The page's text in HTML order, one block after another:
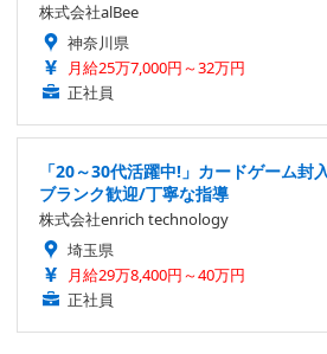
株式会社alBee
神奈川県
月給25万7,000円～32万円
正社員
「20～30代活躍中!」カードゲーム
ブランク歓迎/丁寧な指導
株式会社enrich technology
埼玉県
月給29万8,400円～40万円
正社員